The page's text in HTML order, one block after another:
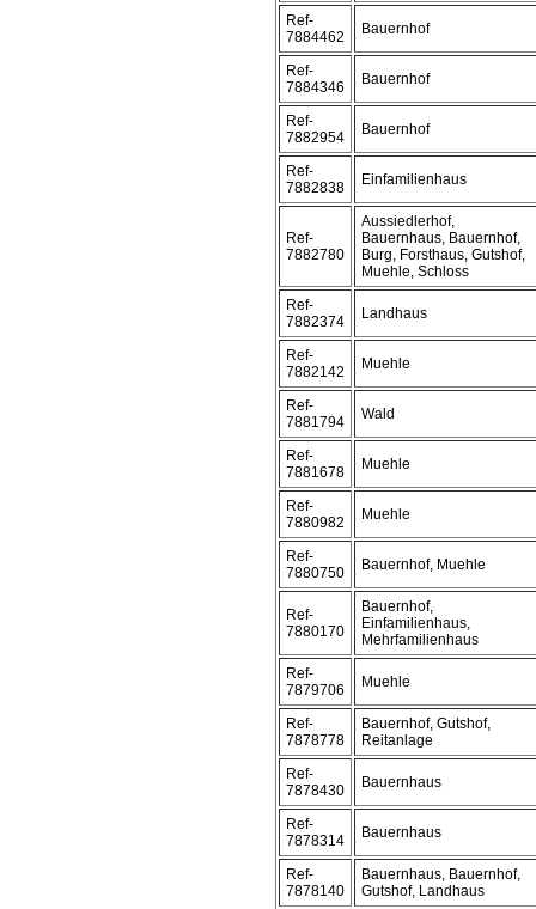
Ref-
7884462
Bauernhof
Ref-
7884346
Bauernhof
Ref-
7882954
Bauernhof
Ref-
7882838
Einfamilienhaus
Ref-
7882780
Aussiedlerhof,
Bauernhaus, Bauernhof,
Burg, Forsthaus, Gutshof,
Muehle, Schloss
Ref-
7882374
Landhaus
Ref-
7882142
Muehle
Ref-
7881794
Wald
Ref-
7881678
Muehle
Ref-
7880982
Muehle
Ref-
7880750
Bauernhof, Muehle
Ref-
7880170
Bauernhof,
Einfamilienhaus,
Mehrfamilienhaus
Ref-
7879706
Muehle
Ref-
7878778
Bauernhof, Gutshof,
Reitanlage
Ref-
7878430
Bauernhaus
Ref-
7878314
Bauernhaus
Ref-
7878140
Bauernhaus, Bauernhof,
Gutshof, Landhaus